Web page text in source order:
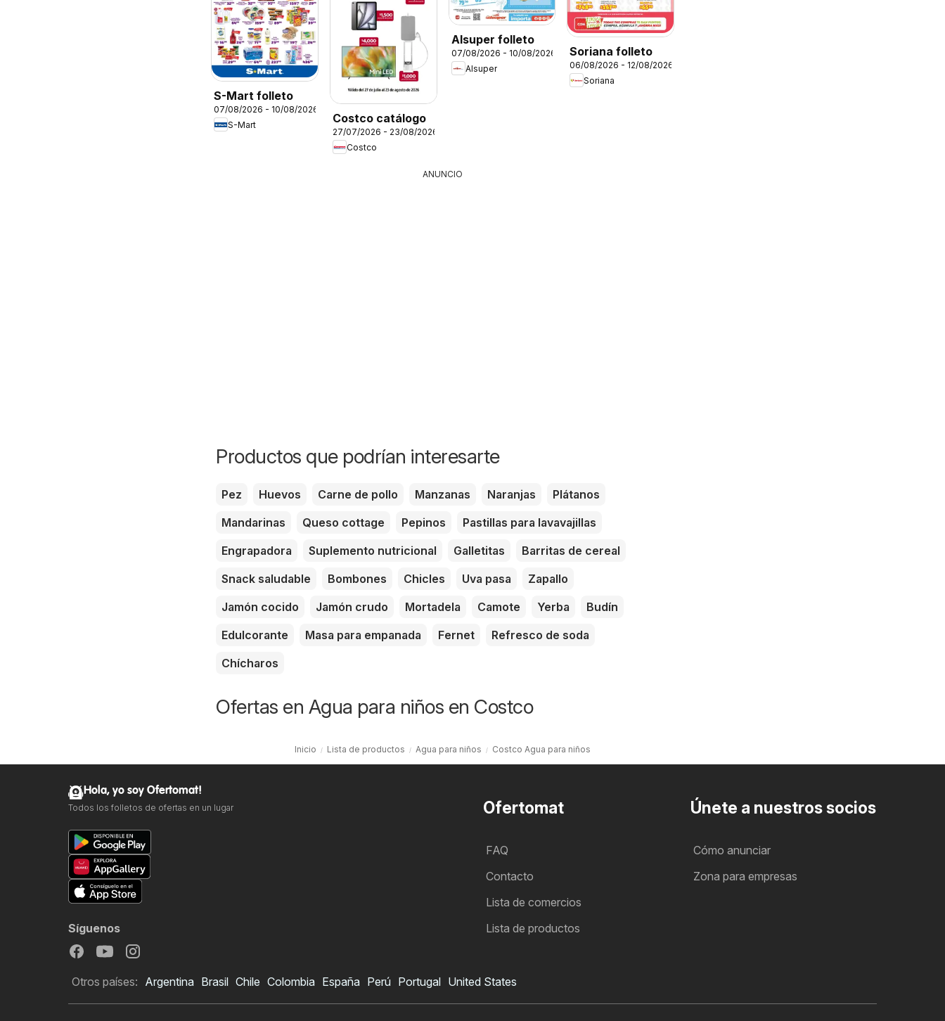
S-Mart folleto
07/08/2026 - 10/08/2026
S-Mart
Costco catálogo
27/07/2026 - 23/08/2026
Costco
Alsuper folleto
07/08/2026 - 10/08/2026
Alsuper
Soriana folleto
06/08/2026 - 12/08/2026
Soriana
ANUNCIO
Productos que podrían interesarte
Pez Huevos Carne de pollo Manzanas Naranjas
Plátanos
Mandarinas
Queso cottage Pepinos
Pastillas para lavavajillas
Engrapadora
Suplemento nutricional Galletitas
Barritas de cereal
Snack saludable
Bombones Chicles Uva pasa
Zapallo
Jamón cocido
Jamón crudo Mortadela Camote Yerba
Budín
Edulcorante
Masa para empanada Fernet
Refresco de soda
Chícharos
Ofertas en Agua para niños en Costco
Inicio Lista de productos Agua para niños Costco Agua para niños
Ofertomat
FAQ
Contacto
Lista de comercios
Lista de productos
Únete a nuestros socios
Cómo anunciar
Zona para empresas
Hola, yo soy Ofertomat!
Todos los folletos de ofertas en un lugar
Síguenos
Otros países: Argentina Brasil Chile Colombia España Perú Portugal United States